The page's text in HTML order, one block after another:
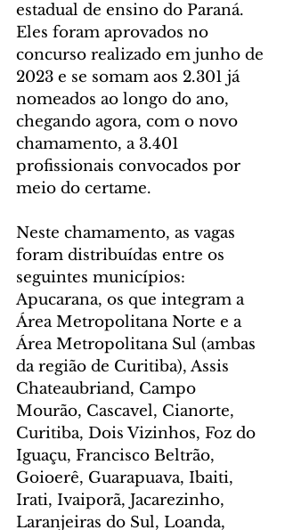
estadual de ensino do Paraná.
Eles foram aprovados no
concurso realizado em junho de
2023 e se somam aos 2.301 já
nomeados ao longo do ano,
chegando agora, com o novo
chamamento, a 3.401
profissionais convocados por
meio do certame.
Neste chamamento, as vagas
foram distribuídas entre os
seguintes municípios:
Apucarana, os que integram a
Área Metropolitana Norte e a
Área Metropolitana Sul (ambas
da região de Curitiba), Assis
Chateaubriand, Campo
Mourão, Cascavel, Cianorte,
Curitiba, Dois Vizinhos, Foz do
Iguaçu, Francisco Beltrão,
Goioerê, Guarapuava, Ibaiti,
Irati, Ivaiporã, Jacarezinho,
Laranjeiras do Sul, Loanda,